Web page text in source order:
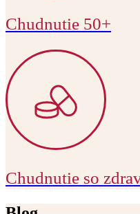
Chudnutie 50+
Chudnutie so